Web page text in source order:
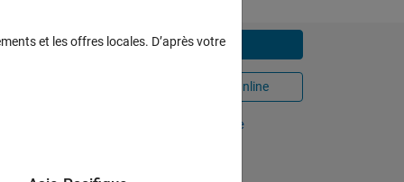
Télécharger
Ouvrir dans MATLAB Online
Suivre
et les offres locales. D’après votre